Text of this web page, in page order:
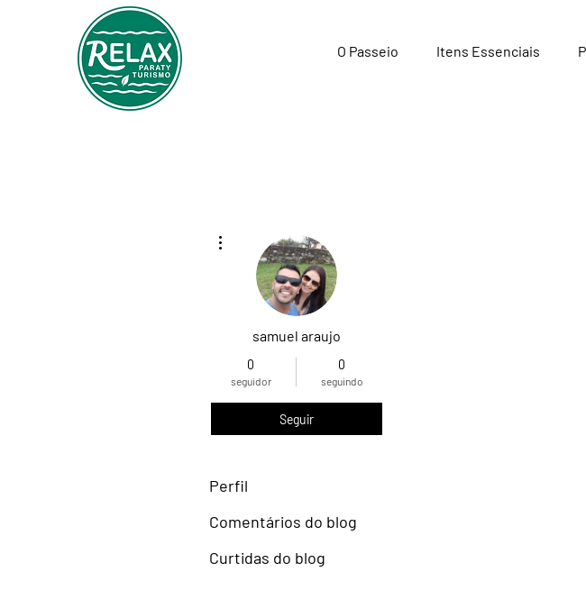
O Passeio Itens Essenciais
samuel araujo
0
seguidor
0
seguindo
Seguir
Perfil
Comentários do blog
Curtidas do blog